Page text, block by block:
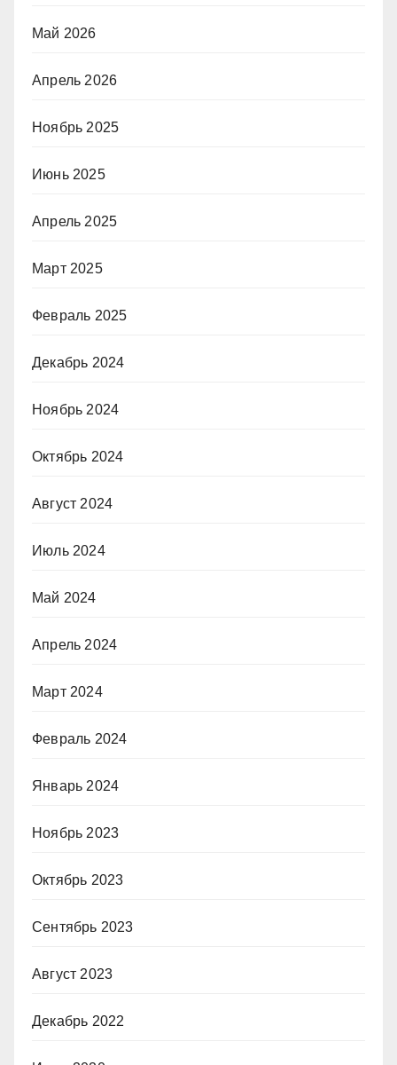
Май 2026
Апрель 2026
Ноябрь 2025
Июнь 2025
Апрель 2025
Март 2025
Февраль 2025
Декабрь 2024
Ноябрь 2024
Октябрь 2024
Август 2024
Июль 2024
Май 2024
Апрель 2024
Март 2024
Февраль 2024
Январь 2024
Ноябрь 2023
Октябрь 2023
Сентябрь 2023
Август 2023
Декабрь 2022